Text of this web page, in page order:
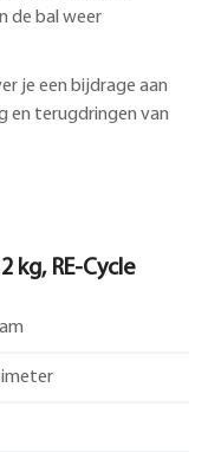
de bal weer
je een bijdrage aan
en terugdringen van
kg, RE-Cycle